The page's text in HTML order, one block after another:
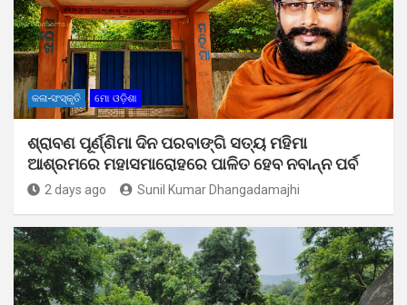
କଳା-ସଂସ୍କୃତି ମୋ ଓଡ଼ିଶା
ଶ୍ରାବଣ ପୂର୍ଣ୍ଣିମା ଦିନ ପରବାଙ୍ଗି ସତ୍ୟ ମହିମା
ଆଶ୍ରମରେ ମହାସମାରୋହରେ ପାଳିତ ହେବ ନବାନ୍ନ ପର୍ବ
2 days ago Sunil Kumar Dhangadamajhi